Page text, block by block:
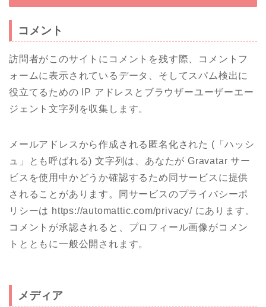
コメント
訪問者がこのサイトにコメントを残す際、コメントフ
ォームに表示されているデータ、そしてスパム検出に
役立てるための IP アドレスとブラウザーユーザーエー
ジェント文字列を収集します。
メールアドレスから作成される匿名化された (「ハッシ
ュ」とも呼ばれる) 文字列は、あなたが Gravatar サー
ビスを使用中かどうか確認するため同サービスに提供
されることがあります。同サービスのプライバシーポ
リシーは https://automattic.com/privacy/ にあります。
コメントが承認されると、プロフィール画像がコメン
トとともに一般公開されます。
メディア